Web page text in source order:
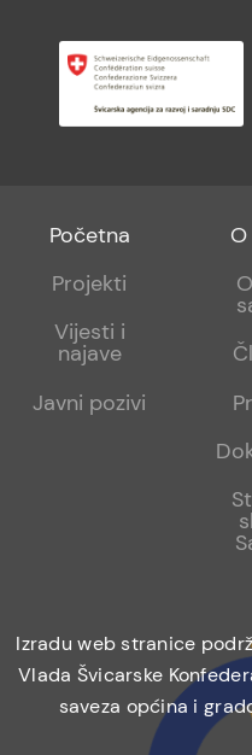
Footer
menu
Početna
Projekti
Vijesti i
najave
Javni pozivi
sub
Izradu web stranice
Vlada Švicarske
saveza općina i